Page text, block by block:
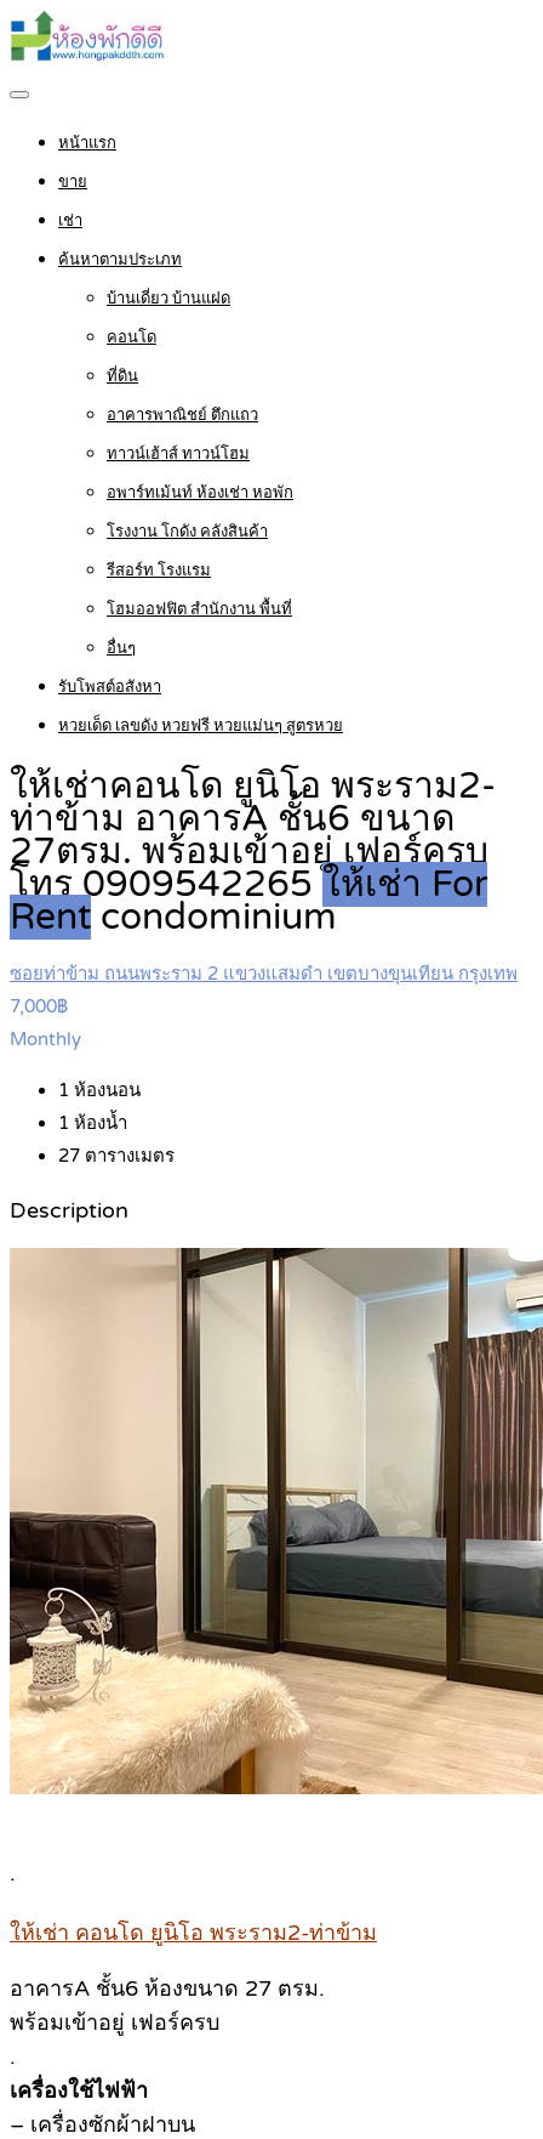
หน้าแรก
ขาย
เช่า
ค้นหาตามประเภท
บ้านเดี่ยว บ้านแฝด
คอนโด
ที่ดิน
อาคารพาณิชย์ ตึกแถว
ทาวน์เฮ้าส์ ทาวน์โฮม
อพาร์ทเม้นท์ ห้องเช่า หอพัก
โรงงาน โกดัง คลังสินค้า
รีสอร์ท โรงแรม
โฮมออฟฟิต สำนักงาน พื้นที่
อื่นๆ
รับโพสต์อสังหา
หวยเด็ด เลขดัง หวยฟรี หวยแม่นๆ สูตรหวย
ให้เช่าคอนโด ยูนิโอ พระราม2-
ท่าข้าม อาคารA ชั้น6 ขนาด
27ตรม. พร้อมเข้าอยู่ เฟอร์ครบ
โทร 0909542265ให้เช่า For
Rent condominium
ซอยท่าข้าม ถนนพระราม 2 แขวงแสมดำ เขตบางขุนเทียน กรุงเทพ
7,000฿
Monthly
1 ห้องนอน
1 ห้องน้ำ
27 ตารางเมตร
Description
.
ให้เช่า คอนโด ยูนิโอ พระราม2-ท่าข้าม
อาคารA ชั้น6 ห้องขนาด 27 ตรม.
พร้อมเข้าอยู่ เฟอร์ครบ
.
เครื่องใช้ไฟฟ้า
– เครื่องซักผ้าฝาบน